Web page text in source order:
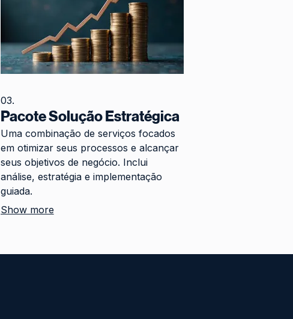
03.
Pacote Solução Estratégica
Uma combinação de serviços focados
em otimizar seus processos e alcançar
seus objetivos de negócio. Inclui
análise, estratégia e implementação
guiada.
Show more